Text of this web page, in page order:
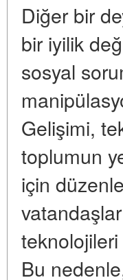
Diğer bir
bir iyilik
sosyal
Gelişimi,
toplumun
için
teknolojileri
Bu